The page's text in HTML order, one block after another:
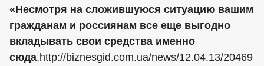
«Несмотря на сложившуюся ситуацию вашим
гражданам и россиянам все еще выгодно
вкладывать свои средства именно
сюда.http://biznesgid.com.ua/news/12.04.13/20469